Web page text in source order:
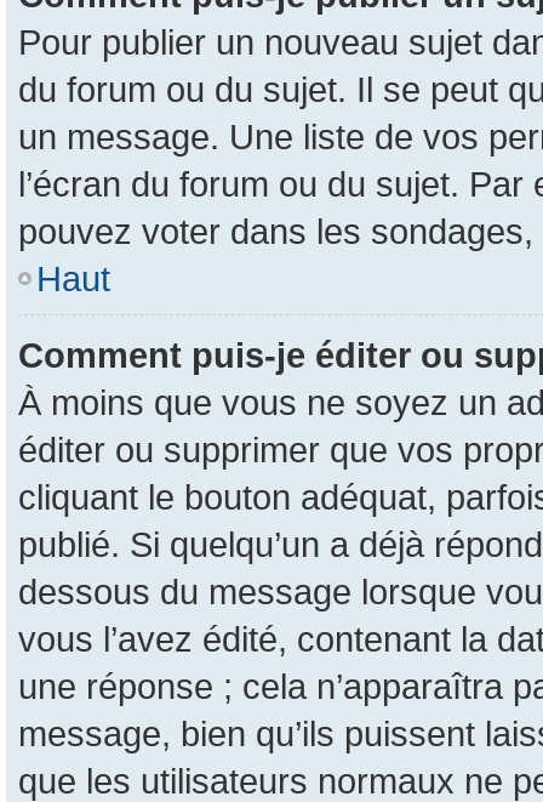
Pour publier un nouveau sujet
du forum ou du sujet. Il se peut
un message. Une liste de vos
l’écran du forum ou du sujet.
pouvez voter dans les sondages,
Haut
Comment puis-je éditer ou
À moins que vous ne soyez un
éditer ou supprimer que vos
cliquant le bouton adéquat,
publié. Si quelqu’un a déjà
dessous du message lorsque
vous l’avez édité, contenant la
une réponse ; cela n’apparaîtra
message, bien qu’ils puissent
que les utilisateurs normaux ne